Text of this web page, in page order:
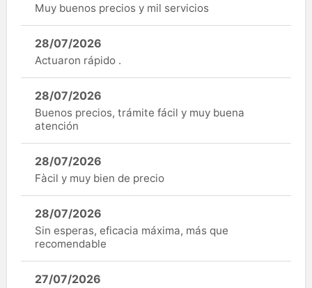
Muy buenos precios y mil servicios
28/07/2026
Actuaron rápido .
28/07/2026
Buenos precios, trámite fácil y muy buena
atención
28/07/2026
Fàcil y muy bien de precio
28/07/2026
Sin esperas, eficacia máxima, más que
recomendable
27/07/2026